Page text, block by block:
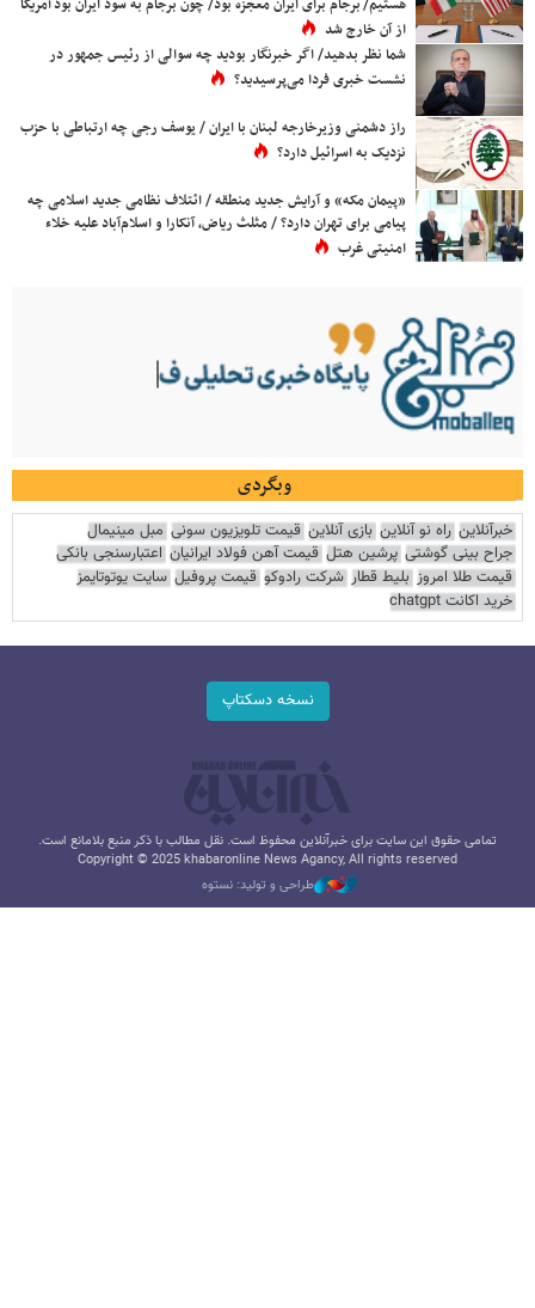
از آن خارج شد
شما نظر بدهید/ اگر خبرنگار بودید چه سوالی از رئیس جمهور در
نشست خبری فردا می‌پرسیدید؟
راز دشمنی وزیرخارجه لبنان با ایران / یوسف رجی چه ارتباطی با حزب
نزدیک به اسرائیل دارد؟
«پیمان مکه» و آرایش جدید منطقه / ائتلاف نظامی جدید اسلامی چه
پیامی برای تهران دارد؟ / مثلث ریاض، آنکارا و اسلام‌آباد علیه خلاء
امنیتی غرب
وبگردی
خبرآنلاین راه نو آنلاین بازی آنلاین قیمت تلویزیون سونی مبل مینیمال
جراح بینی گوشتی پرشین هتل قیمت آهن فولاد ایرانیان اعتبارسنجی بانکی
قیمت طلا امروز بلیط قطار شرکت رادوکو قیمت پروفیل سایت یوتوتایمز
خرید اکانت chatgpt
نسخه دسکتاپ
تمامی حقوق این سایت برای خبرآنلاین محفوظ است. نقل مطالب با ذکر منبع بلامانع است.
Copyright © 2025 khabaronline News Agancy, All rights reserved
طراحی و تولید: نستوه